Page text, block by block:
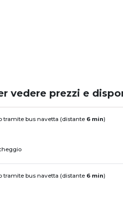
vedere prezzi e
tramite bus navetta (distante 6 min)
tramite bus navetta (distante 6 min)